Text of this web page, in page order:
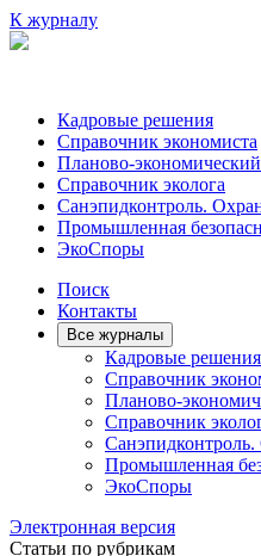
К журналу
Кадровые решения
Справочник экономиста
Планово-
Справочник эколога
Санэпидконтроль.
Промышленная
ЭкоСпоры
Поиск
Контакты
Все журналы
Кадровые решения
Справочник
Планово-
Справочник
Санэпидконтроль.
Промышленная
ЭкоСпоры
Электронная версия
Статьи по рубрикам